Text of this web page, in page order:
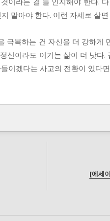
말아야 한다. 이런 자세로 살
극복하는 건 자신을 더 강하게
신이라도 이기는 삶이 더 낫다
이겠다는 사고의 전환이 있다
[에세